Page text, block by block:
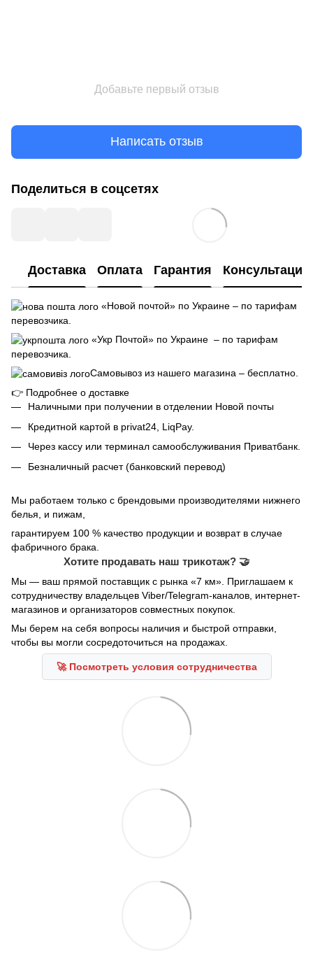
Добавьте первый отзыв
Написать отзыв
Поделиться в соцсетях
Доставка Оплата Гарантия Консультация
«Новой почтой» по Украине – по тарифам
перевозчика.
«Укр Почтой» по Украине – по тарифам
перевозчика.
Самовывоз из нашего магазина – бесплатно.
👉 Подробнее о доставке
Наличными при получении в отделении Новой почты
Кредитной картой в privat24, LiqPay.
Через кассу или терминал самообслуживания Приватбанк.
Безналичный расчет (банковский перевод)
Мы работаем только с брендовыми производителями нижнего
белья, и пижам,
гарантируем 100 % качество продукции и возврат в случае
фабричного брака.
Хотите продавать наш трикотаж? 🤝
Мы — ваш прямой поставщик с рынка «7 км». Приглашаем к
сотрудничеству владельцев Viber/Telegram-каналов, интернет-
магазинов и организаторов совместных покупок.
Мы берем на себя вопросы наличия и быстрой отправки,
чтобы вы могли сосредоточиться на продажах.
🚀 Посмотреть условия сотрудничества